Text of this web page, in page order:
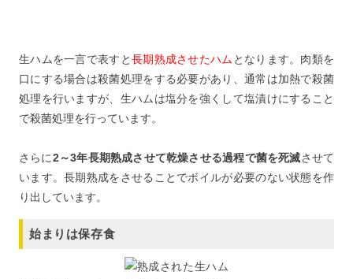
生ハムを一言で表すと長期熟成させたハム となります。肉類を
口にする場合は殺菌処理をする必要があり、通常は加熱で殺菌
処理を行いますが、生ハムは塩分を強くして塩漬けにすること
で殺菌処理を行っています。
さらに2～3年長期熟成させて乾燥させる過程で菌を死滅させて
います。長期熟成をさせることでボイルが必要のない状態を作
り出しています。
始まりは保存食